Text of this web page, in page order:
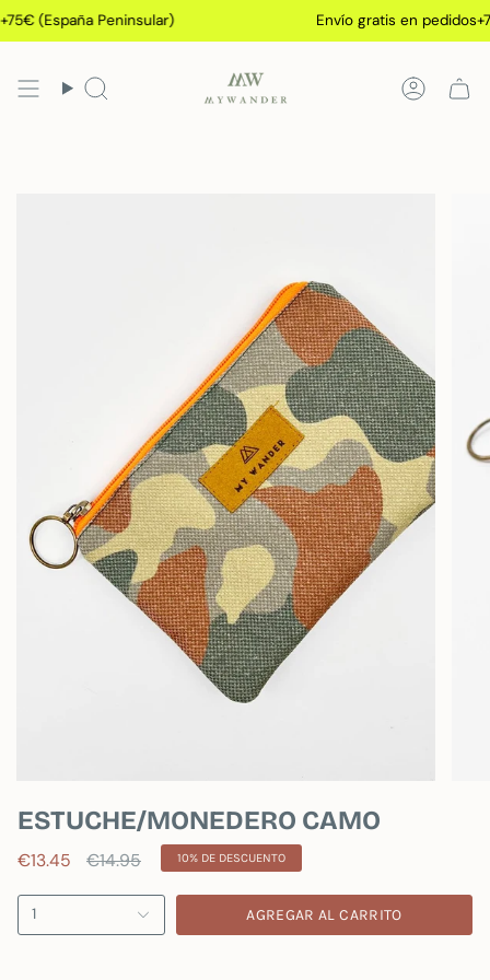
Ir
al
(España Peninsular) Envío gratis en
Búsqueda Cuenta
ESTUCHE/MONEDERO CAMO
€13.45
Precio
€14.95 10% DE DESCUENTO
1 AGREGAR AL CARRITO